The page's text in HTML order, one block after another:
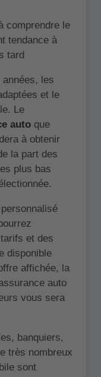
comprendre le
tendance à
tard
les
et le
Le
autoque
à obtenir
la part des
plus bas
et des
disponible
affichée, la
auto
vous sera
banquiers,
très nombreux
sont